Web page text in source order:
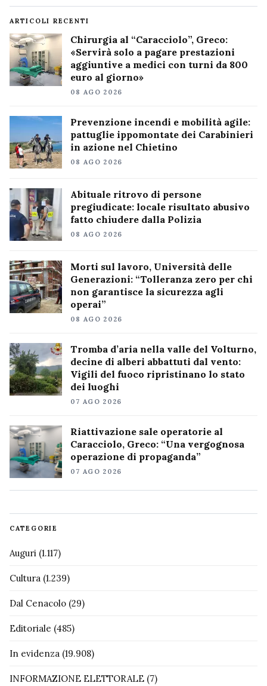
ARTICOLI RECENTI
Chirurgia al “Caracciolo”, Greco:
«Servirà solo a pagare prestazioni
aggiuntive a medici con turni da 800
euro al giorno»
08 AGO 2026
Prevenzione incendi e mobilità agile:
pattuglie ippomontate dei Carabinieri
in azione nel Chietino
08 AGO 2026
Abituale ritrovo di persone
pregiudicate: locale risultato abusivo
fatto chiudere dalla Polizia
08 AGO 2026
Morti sul lavoro, Università delle
Generazioni: “Tolleranza zero per chi
non garantisce la sicurezza agli
operai”
08 AGO 2026
Tromba d’aria nella valle del Volturno,
decine di alberi abbattuti dal vento:
Vigili del fuoco ripristinano lo stato
dei luoghi
07 AGO 2026
Riattivazione sale operatorie al
Caracciolo, Greco: “Una vergognosa
operazione di propaganda”
07 AGO 2026
CATEGORIE
Auguri (1.117)
Cultura (1.239)
Dal Cenacolo (29)
Editoriale (485)
In evidenza (19.908)
INFORMAZIONE ELETTORALE (7)